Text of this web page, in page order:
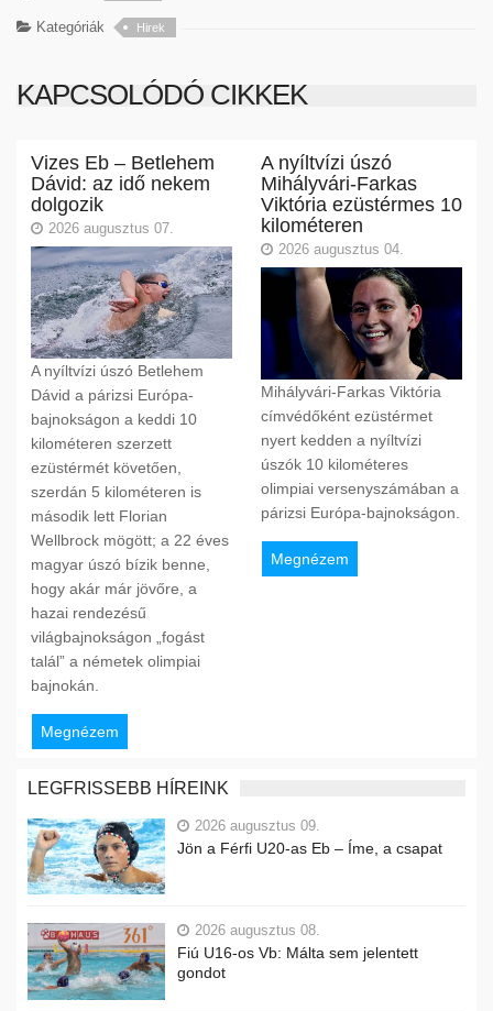
Kategóriák Hirek
KAPCSOLÓDÓ CIKKEK
Vizes Eb – Betlehem
Dávid: az idő nekem
dolgozik
2026 augusztus 07.
A nyíltvízi úszó Betlehem
Dávid a párizsi Európa-
bajnokságon a keddi 10
kilométeren szerzett
ezüstérmét követően,
szerdán 5 kilométeren is
második lett Florian
Wellbrock mögött; a 22 éves
magyar úszó bízik benne,
hogy akár már jövőre, a
hazai rendezésű
világbajnokságon „fogást
talál” a németek olimpiai
bajnokán.
Megnézem
A nyíltvízi úszó
Mihályvári-Farkas
Viktória ezüstérmes 10
kilométeren
2026 augusztus 04.
Mihályvári-Farkas Viktória
címvédőként ezüstérmet
nyert kedden a nyíltvízi
úszók 10 kilométeres
olimpiai versenyszámában a
párizsi Európa-bajnokságon.
Megnézem
LEGFRISSEBB HÍREINK
2026 augusztus 09.
Jön a Férfi U20-as Eb – Íme, a csapat
2026 augusztus 08.
Fiú U16-os Vb: Málta sem jelentett
gondot